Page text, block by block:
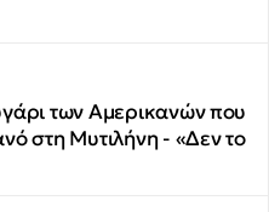
των Αμερικανών που
στη Μυτιλήνη - «Δεν το